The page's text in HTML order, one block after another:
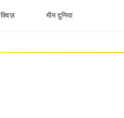
क्विज़ मीम दुनिया